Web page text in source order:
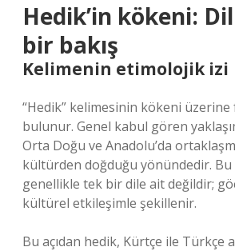
Hedik’in kökeni:
bir bakış
Kelimenin etimolojik izi
“Hedik” kelimesinin kökeni
bulunur. Genel kabul gören
Orta Doğu ve Anadolu’da
kültürden doğduğu yönündedir.
genellikle tek bir dile ait değildir;
kültürel etkileşimle şekillenir.
Bu açıdan hedik, Kürtçe ile Türkçe